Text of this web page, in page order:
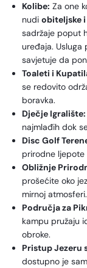
Kolibe: Za one
nudi obiteljske
sadržaje poput
uređaja. Usluga
savjetuje da
Toaleti i
se redovito
boravka.
Dječje Igralište:
najmlađih dok
Disc Golf
prirodne ljepote
Obližnje
prošećite oko
mirnoj atmosferi.
Područja za
kampu pružaju
obroke.
Pristup Jezeru
dostupno je